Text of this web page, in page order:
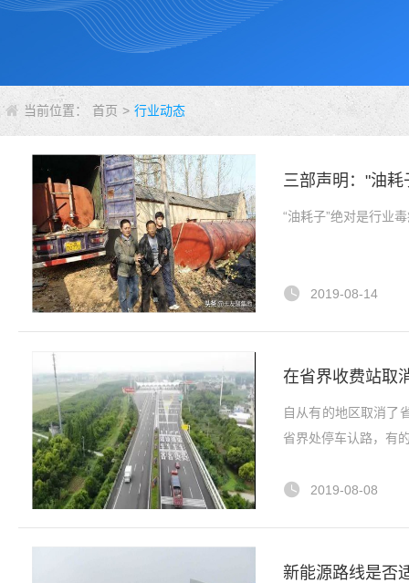
当前位置： 首页 > 行业动态
三部声明："油
“油耗子”绝对是行业
2019-08-14
在省界收费站取
自从有的地区取消了
省界处停车认路，有
2019-08-08
新能源路线是否